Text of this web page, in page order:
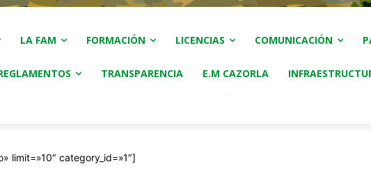
LA FAM FORMACIÓN LICENCIAS COMUNICACIÓN
TRANSPARENCIA E.M CAZORLA
limit=»10″ category_id=»1″]